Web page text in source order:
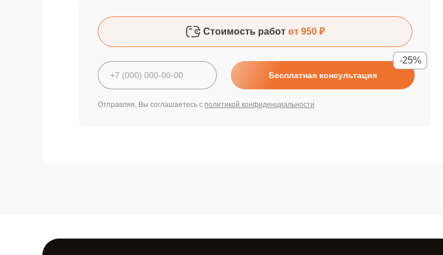
Стоимость работ от 950 ₽
Бесплатная консультация
-25%
Отправляя, Вы соглашаетесь с политикой конфиденциальности